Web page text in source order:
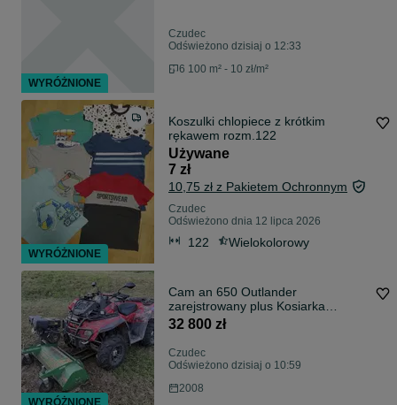
Czudec
Odświeżono dzisiaj o 12:33
6 100 m² - 10 zł/m²
Koszulki chlopiece z krótkim
rękawem rozm.122
Używane
7 zł
10,75 zł z Pakietem Ochronnym
Czudec
Odświeżono dnia 12 lipca 2026
122 Wielokolorowy
Cam an 650 Outlander
zarejstrowany plus Kosiarka
bijakowa i plug do sniegu
32 800 zł
Czudec
Odświeżono dzisiaj o 10:59
2008
WYRÓŻNIONE
WYRÓŻNIONE